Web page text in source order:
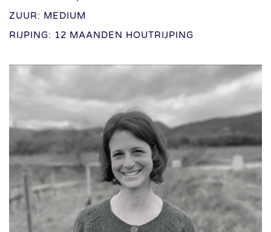
ZUUR: MEDIUM
RIJPING: 12 MAANDEN HOUTRIJPING